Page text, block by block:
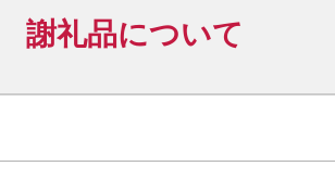
謝礼品について